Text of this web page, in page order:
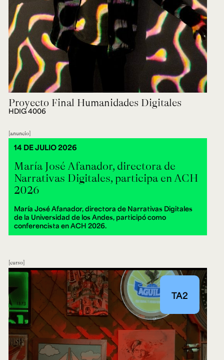
Proyecto Final Humanidades Digitales
HDIG 4006
anuncio
María José Afanador, directora de
Narrativas Digitales, participa en ACH
2026
María José Afanador, directora de Narrativas Digitales
de la Universidad de los Andes, participó como
conferencista en ACH 2026.
14 DE JULIO 2026
curso
TA2